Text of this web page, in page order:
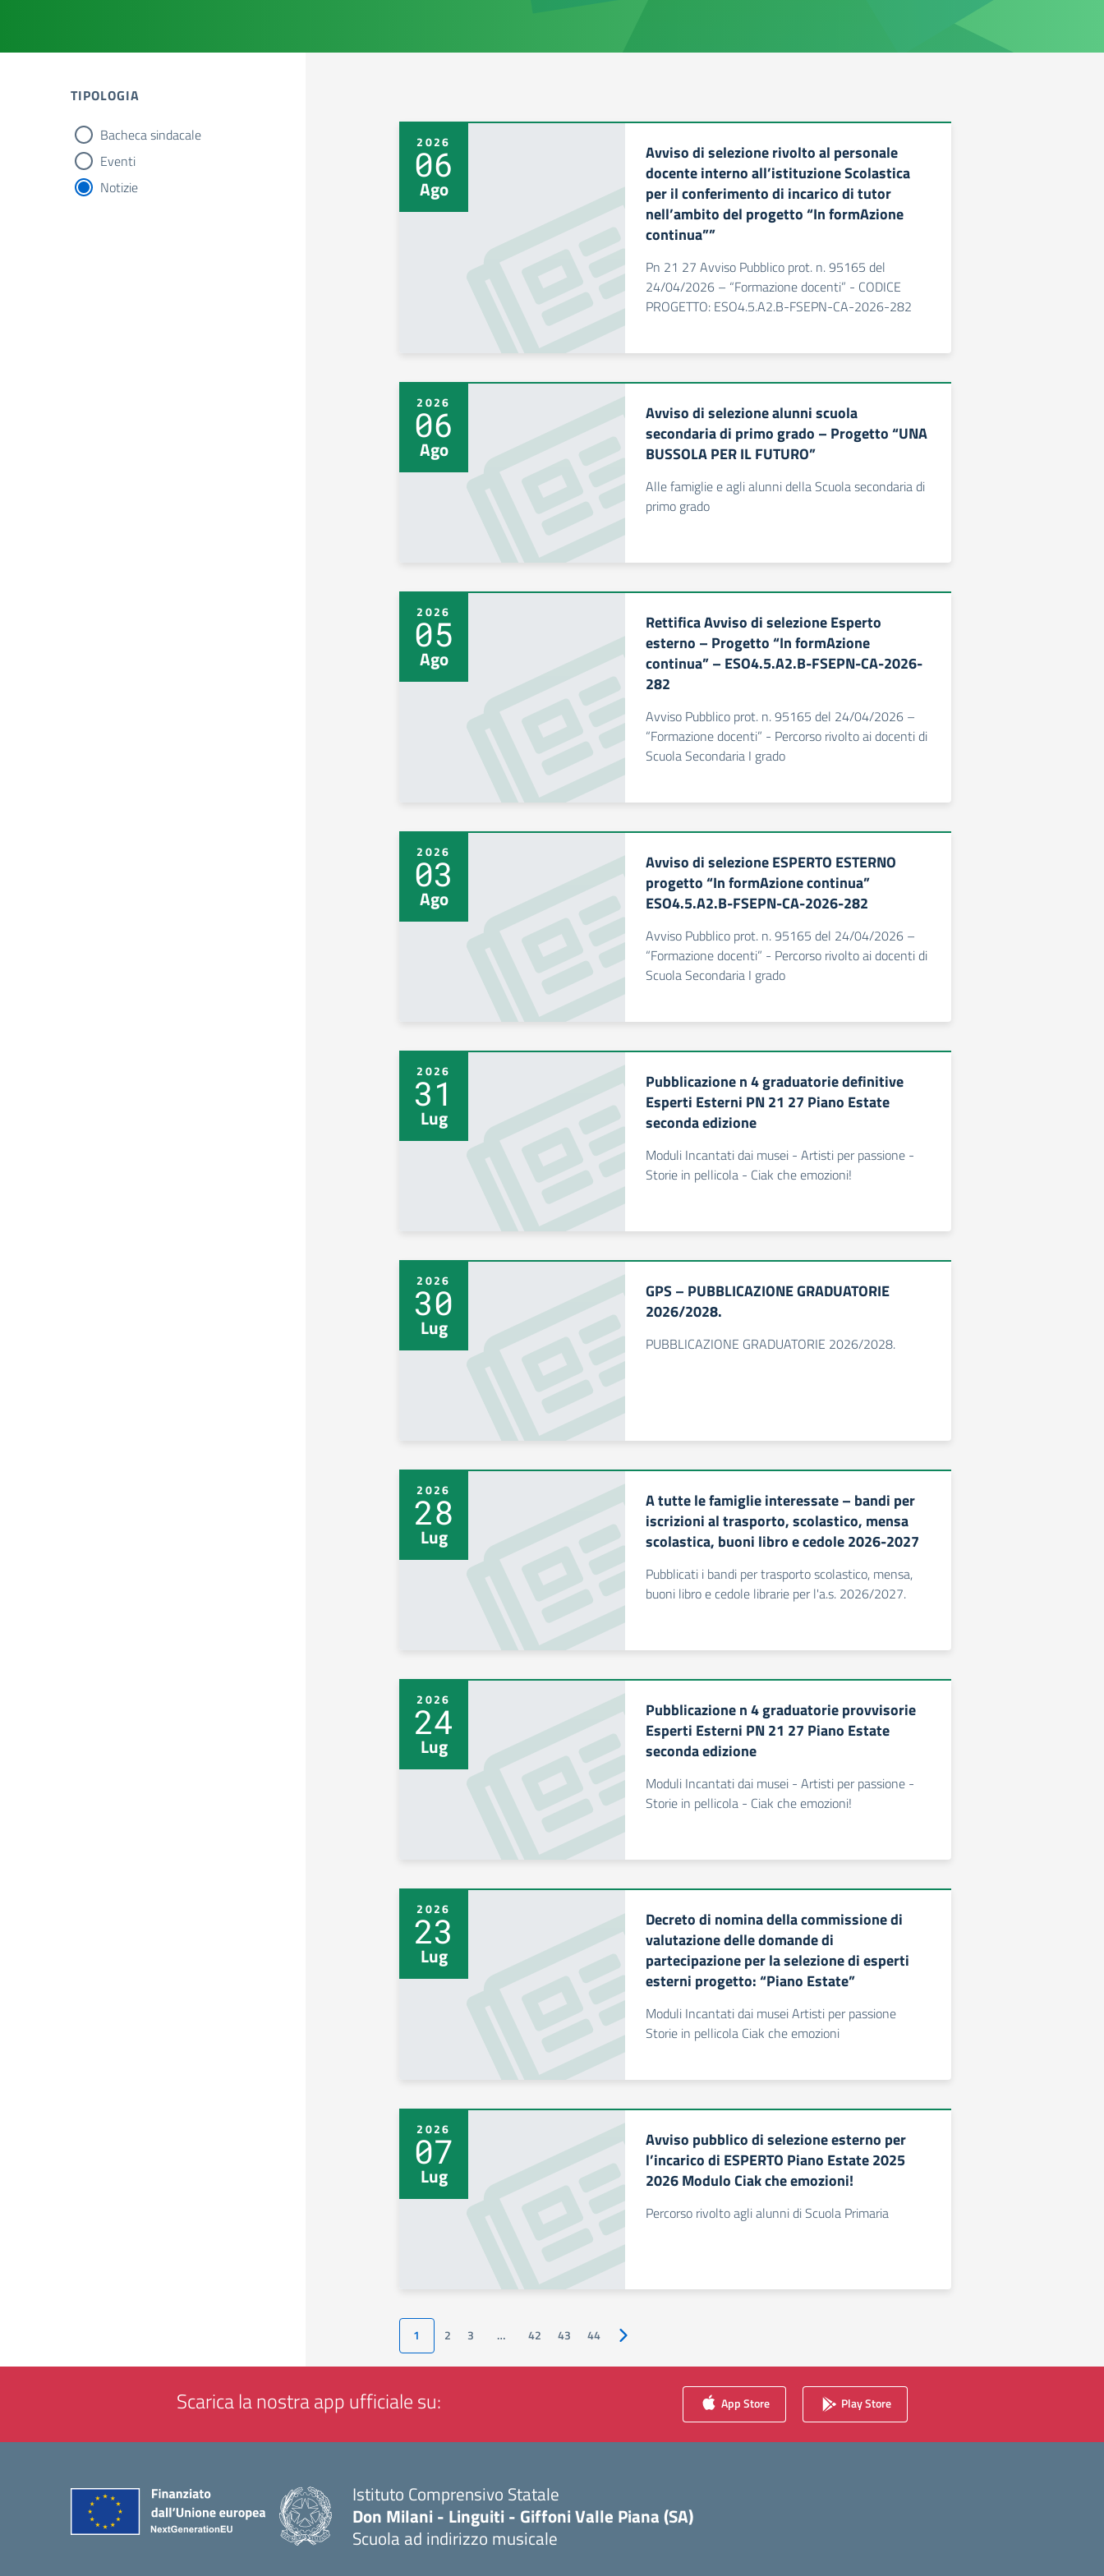
TIPOLOGIA
tipologia di articoli
Bacheca sindacale
Eventi
Notizie
2026
06
Ago
Avviso di selezione rivolto al personale
docente interno all’istituzione Scolastica
per il conferimento di incarico di tutor
nell’ambito del progetto “In formAzione
continua””
Pn 21 27 Avviso Pubblico prot. n. 95165 del
24/04/2026 – “Formazione docenti” - CODICE
PROGETTO: ESO4.5.A2.B-FSEPN-CA-2026-282
2026
06
Ago
Avviso di selezione alunni scuola
secondaria di primo grado – Progetto “UNA
BUSSOLA PER IL FUTURO”
Alle famiglie e agli alunni della Scuola secondaria di
primo grado
2026
05
Ago
Rettifica Avviso di selezione Esperto
esterno – Progetto “In formAzione
continua” – ESO4.5.A2.B-FSEPN-CA-2026-
282
Avviso Pubblico prot. n. 95165 del 24/04/2026 –
“Formazione docenti” - Percorso rivolto ai docenti di
Scuola Secondaria I grado
2026
03
Ago
Avviso di selezione ESPERTO ESTERNO
progetto “In formAzione continua”
ESO4.5.A2.B-FSEPN-CA-2026-282
Avviso Pubblico prot. n. 95165 del 24/04/2026 –
“Formazione docenti” - Percorso rivolto ai docenti di
Scuola Secondaria I grado
2026
31
Lug
Pubblicazione n 4 graduatorie definitive
Esperti Esterni PN 21 27 Piano Estate
seconda edizione
Moduli Incantati dai musei - Artisti per passione -
Storie in pellicola - Ciak che emozioni!
2026
30
Lug
GPS – PUBBLICAZIONE GRADUATORIE
2026/2028.
PUBBLICAZIONE GRADUATORIE 2026/2028.
2026
28
Lug
A tutte le famiglie interessate – bandi per
iscrizioni al trasporto, scolastico, mensa
scolastica, buoni libro e cedole 2026-2027
Pubblicati i bandi per trasporto scolastico, mensa,
buoni libro e cedole librarie per l'a.s. 2026/2027.
2026
24
Lug
Pubblicazione n 4 graduatorie provvisorie
Esperti Esterni PN 21 27 Piano Estate
seconda edizione
Moduli Incantati dai musei - Artisti per passione -
Storie in pellicola - Ciak che emozioni!
2026
23
Lug
Decreto di nomina della commissione di
valutazione delle domande di
partecipazione per la selezione di esperti
esterni progetto: “Piano Estate”
Moduli Incantati dai musei Artisti per passione
Storie in pellicola Ciak che emozioni
2026
07
Lug
Avviso pubblico di selezione esterno per
l’incarico di ESPERTO Piano Estate 2025
2026 Modulo Ciak che emozioni!
Percorso rivolto agli alunni di Scuola Primaria
1 2 3 … 42 43 44 Pagina successiva
Scarica la nostra app ufficiale su: App Store Play Store
Istituto Comprensivo Statale
Don Milani - Linguiti - Giffoni Valle Piana (SA)
Scuola ad indirizzo musicale